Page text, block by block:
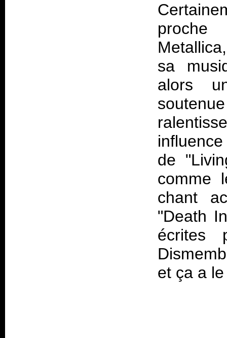
sa
alors
de
comme
chant
"Death
écrites